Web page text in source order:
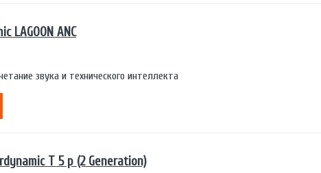
LAGOON ANC
звука и технического интеллекта
T 5 p (2 Generation)